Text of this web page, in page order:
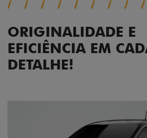
ORIGINALIDADE E
EFICIÊNCIA EM CADA